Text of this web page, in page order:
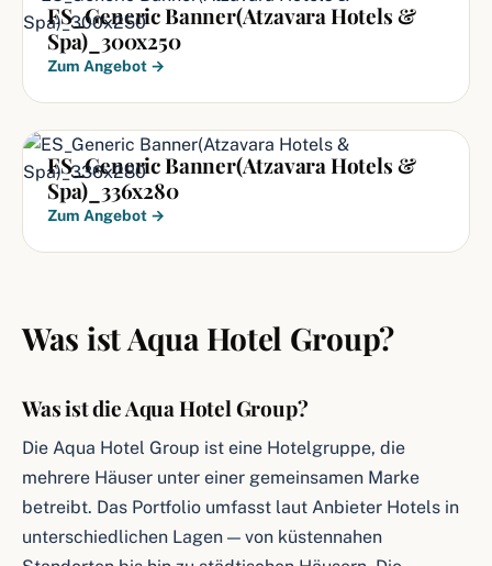
ES_Generic Banner(Atzavara Hotels &
Spa)_300x250
Zum Angebot →
ES_Generic Banner(Atzavara Hotels &
Spa)_336x280
Zum Angebot →
Was ist Aqua Hotel Group?
Was ist die Aqua Hotel Group?
Die Aqua Hotel Group ist eine Hotelgruppe, die
mehrere Häuser unter einer gemeinsamen Marke
betreibt. Das Portfolio umfasst laut Anbieter Hotels in
unterschiedlichen Lagen — von küstennahen